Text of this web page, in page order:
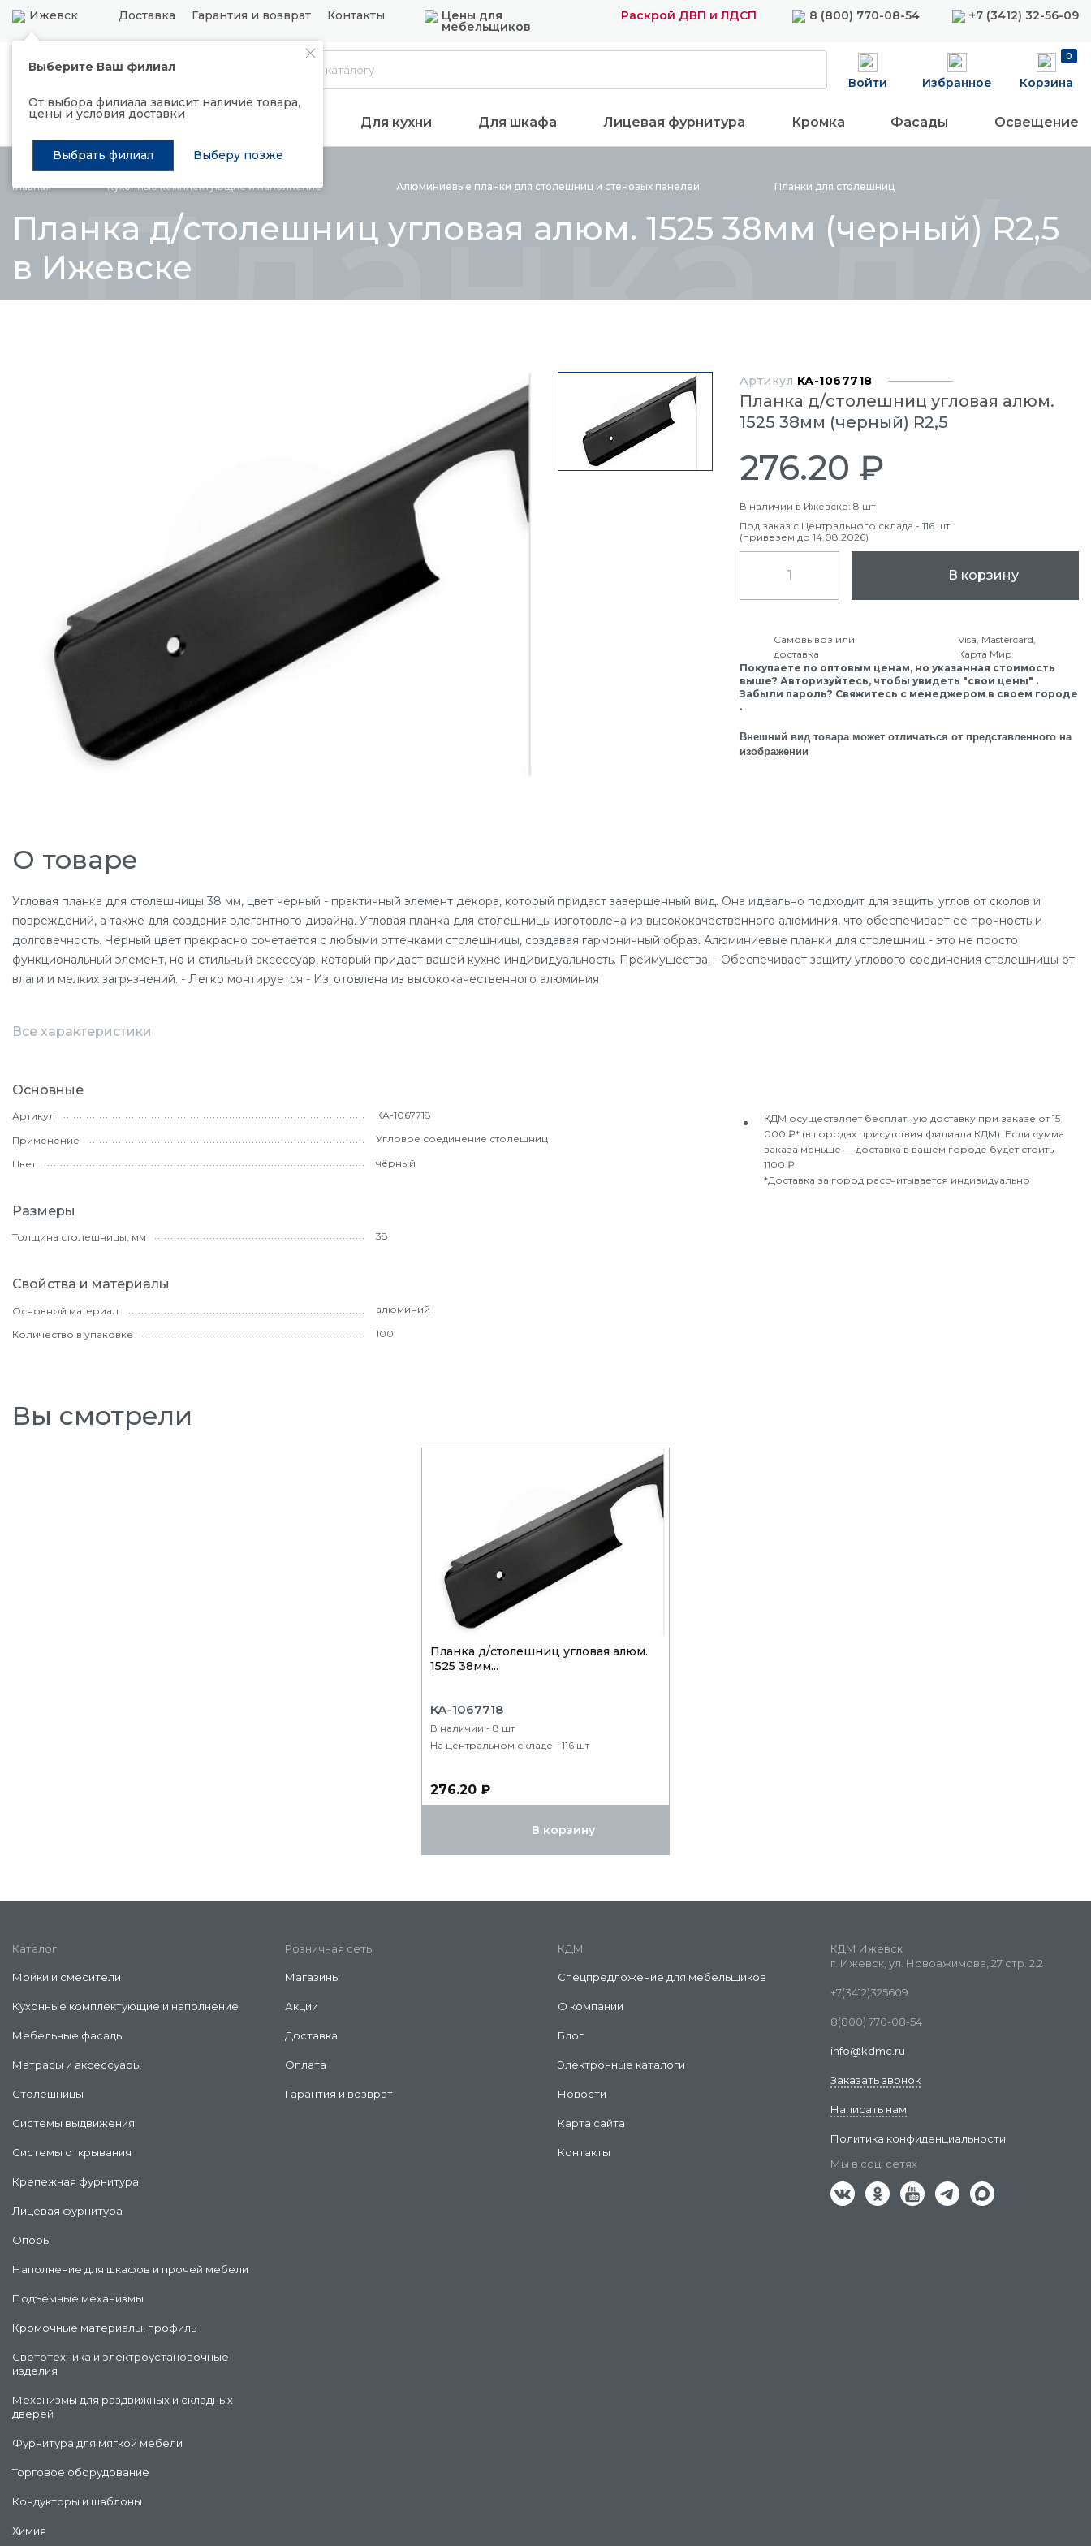
Ижевск Доставка Гарантия и возврат Контакты Цены для
мебельщиков
Раскрой ДВП и ЛДСП 8 (800) 770-08-54 +7 (3412) 32-56-09
Выберите Ваш филиал
От выбора филиала зависит наличие товара,
цены и условия доставки
Выбрать филиал Выберу позже
Каталог
Войти Избранное
0
Корзина
Распродажа Подъемные механизмы Для кухни Для шкафа Лицевая фурнитура Кромка Фасады Освещение
Главная Кухонные комплектующие инаполнение Алюминиевые планки для столешниц и стеновых панелей Планки для столешниц
Планка д/столешниц угловая алюм. 1525 38мм (черный) R2,5
в Ижевске
Планка д/
Артикул КА-1067718
Планка д/столешниц угловая алюм.
1525 38мм (черный) R2,5
276.20 ₽
В наличии в Ижевске: 8 шт
Под заказ с Центрального склада - 116 шт
(привезем до 14.08.2026)
В корзину
Самовывоз или
доставка
Visa, Mastercard,
Карта Мир
Покупаете по оптовым ценам, но указанная стоимость
выше? Авторизуйтесь, чтобы увидеть "свои цены" .
Забыли пароль? Свяжитесь с менеджером в своем городе
.
Внешний вид товара может отличаться от представленного на
изображении
О товаре
Угловая планка для столешницы 38 мм, цвет черный - практичный элемент декора, который придаст завершенный вид. Она идеально подходит для защиты углов от сколов и
повреждений, а также для создания элегантного дизайна. Угловая планка для столешницы изготовлена из высококачественного алюминия, что обеспечивает ее прочность и
долговечность. Черный цвет прекрасно сочетается с любыми оттенками столешницы, создавая гармоничный образ. Алюминиевые планки для столешниц - это не просто
функциональный элемент, но и стильный аксессуар, который придаст вашей кухне индивидуальность. Преимущества: - Обеспечивает защиту углового соединения столешницы от
влаги и мелких загрязнений. - Легко монтируется - Изготовлена из высококачественного алюминия
Все характеристики
Основные
Артикул КА-1067718
Применение Угловое соединение столешниц
Цвет чёрный
Размеры
Толщина столешницы, мм 38
Свойства и материалы
Основной материал алюминий
Количество в упаковке 100
КДМ осуществляет бесплатную доставку при заказе от 15
000 ₽* (в городах присутствия филиала КДМ). Если сумма
заказа меньше — доставка в вашем городе будет стоить
1100 ₽.
*Доставка за город рассчитывается индивидуально
Вы смотрели
Планка д/столешниц угловая алюм.
1525 38мм...
КА-1067718
В наличии - 8 шт
На центральном складе - 116 шт
276.20 ₽
В корзину
Каталог
Мойки и смесители
Кухонные комплектующие и наполнение
Мебельные фасады
Матрасы и аксессуары
Столешницы
Системы выдвижения
Системы открывания
Крепежная фурнитура
Лицевая фурнитура
Опоры
Наполнение для шкафов и прочей мебели
Подъемные механизмы
Кромочные материалы, профиль
Светотехника и электроустановочные
изделия
Механизмы для раздвижных и складных
дверей
Фурнитура для мягкой мебели
Торговое оборудование
Кондукторы и шаблоны
Химия
Розничная сеть
Магазины
Акции
Доставка
Оплата
Гарантия и возврат
КДМ
Спецпредложение для мебельщиков
О компании
Блог
Электронные каталоги
Новости
Карта сайта
Контакты
КДМ Ижевск
г. Ижевск, ул. Новоажимова, 27 стр. 2.2
+7(3412)325609
8(800) 770-08-54
info@kdmc.ru
Заказать звонок
Написать нам
Политика конфиденциальности
Мы в соц. сетях